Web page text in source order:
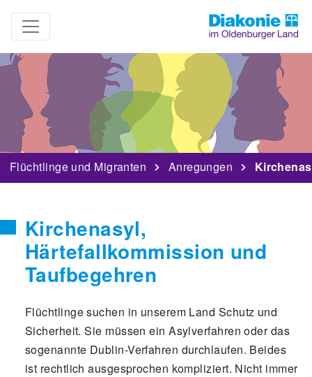
Flüchtlinge und Migranten Anregungen
Kirchenasyl,
Härtefallkommission und
Taufbegehren
Flüchtlinge suchen in unserem Land Schutz und
Sicherheit. Sie müssen ein Asylverfahren oder das
sogenannte Dublin-Verfahren durchlaufen. Beides
ist rechtlich ausgesprochen kompliziert. Nicht immer